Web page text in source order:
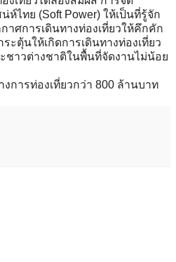
ไทย (Soft Power) ให้เป็นที่รู้จัก
าศการเดินทางท่องเที่ยวให้คึกคัก
ตุ้นให้เกิดการเดินทางท่องเที่ยว
ชาวต่างชาติในพื้นที่จัดงานไม่น้อย
การท่องเที่ยวกว่า 800 ล้านบาท